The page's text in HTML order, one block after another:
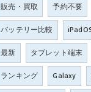
販売・買取
予約不要
バッテリー比較
最新
タブレット端末
ランキング
Galaxy